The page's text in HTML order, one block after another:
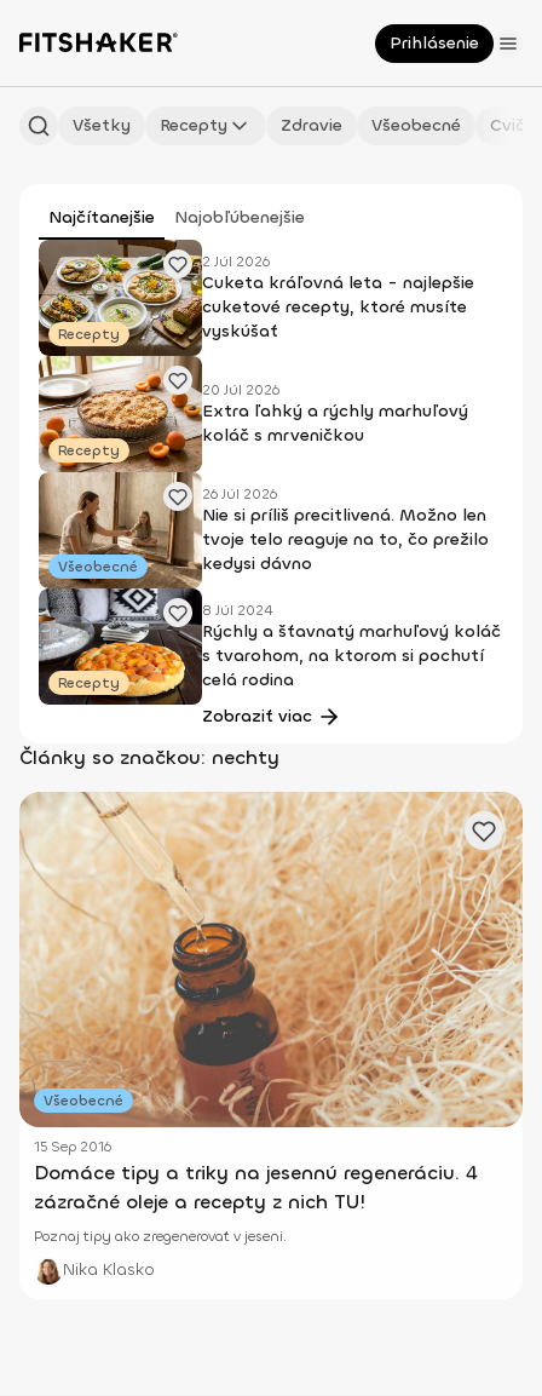
Prihlásenie
Všetky Recepty Zdravie Všeobecné
Najčítanejšie Najobľúbenejšie
Recepty
2 Júl 2026
Cuketa kráľovná leta - najlepšie
cuketové recepty, ktoré musíte
vyskúšať
Recepty
20 Júl 2026
Extra ľahký a rýchly marhuľový
koláč s mrveničkou
Všeobecné
26 Júl 2026
Nie si príliš precitlivená. Možno len
tvoje telo reaguje na to, čo prežilo
kedysi dávno
Recepty
8 Júl 2024
Rýchly a šťavnatý marhuľový koláč
s tvarohom, na ktorom si pochutí
celá rodina
Zobraziť viac
Články so značkou: nechty
Všeobecné
15 Sep 2016
Domáce tipy a triky na jesennú regeneráciu. 4
zázračné oleje a recepty z nich TU!
Poznaj tipy ako zregenerovať v jeseni.
Nika Klasko